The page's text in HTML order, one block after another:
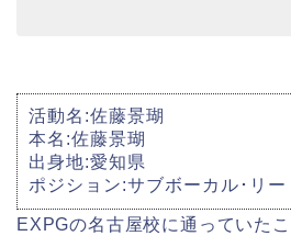
活動名:佐藤景瑚
本名:佐藤景瑚
出身地:愛知県
ポジション:サブボーカル･リー
EXPGの名古屋校に通っていた